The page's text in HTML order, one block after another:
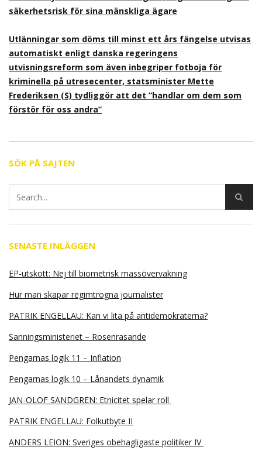
säkerhetsrisk för sina mänskliga ägare
Utlänningar som döms till minst ett års fängelse utvisas
automatiskt enligt danska regeringens
utvisningsreform som även inbegriper fotboja för
kriminella på utresecenter, statsminister Mette
Frederiksen (S) tydliggör att det ”handlar om dem som
förstör för oss andra”
SÖK PÅ SAJTEN
SENASTE INLÄGGEN
EP-utskott: Nej till biometrisk massövervakning
Hur man skapar regimtrogna journalister
PATRIK ENGELLAU: Kan vi lita på antidemokraterna?
Sanningsministeriet – Rosenrasande
Pengarnas logik 11 – Inflation
Pengarnas logik 10 – Lånandets dynamik
JAN-OLOF SANDGREN: Etnicitet spelar roll
PATRIK ENGELLAU: Folkutbyte II
ANDERS LEION: Sveriges obehagligaste politiker IV